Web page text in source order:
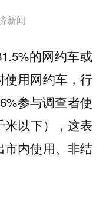
新闻
的网约车或
使用网约车，行
参与调查者使
米以下），这表
市内使用、非结